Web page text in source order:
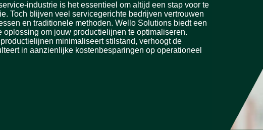
industrie is het essentieel om altijd een stap voor te
Toch blijven veel servicegerichte bedrijven vertrouwen
en traditionele methoden. Wello Solutions biedt een
oplossing om jouw productielijnen te optimaliseren.
minimaliseert stilstand, verhoogt de
in aanzienlijke kostenbesparingen op operationeel